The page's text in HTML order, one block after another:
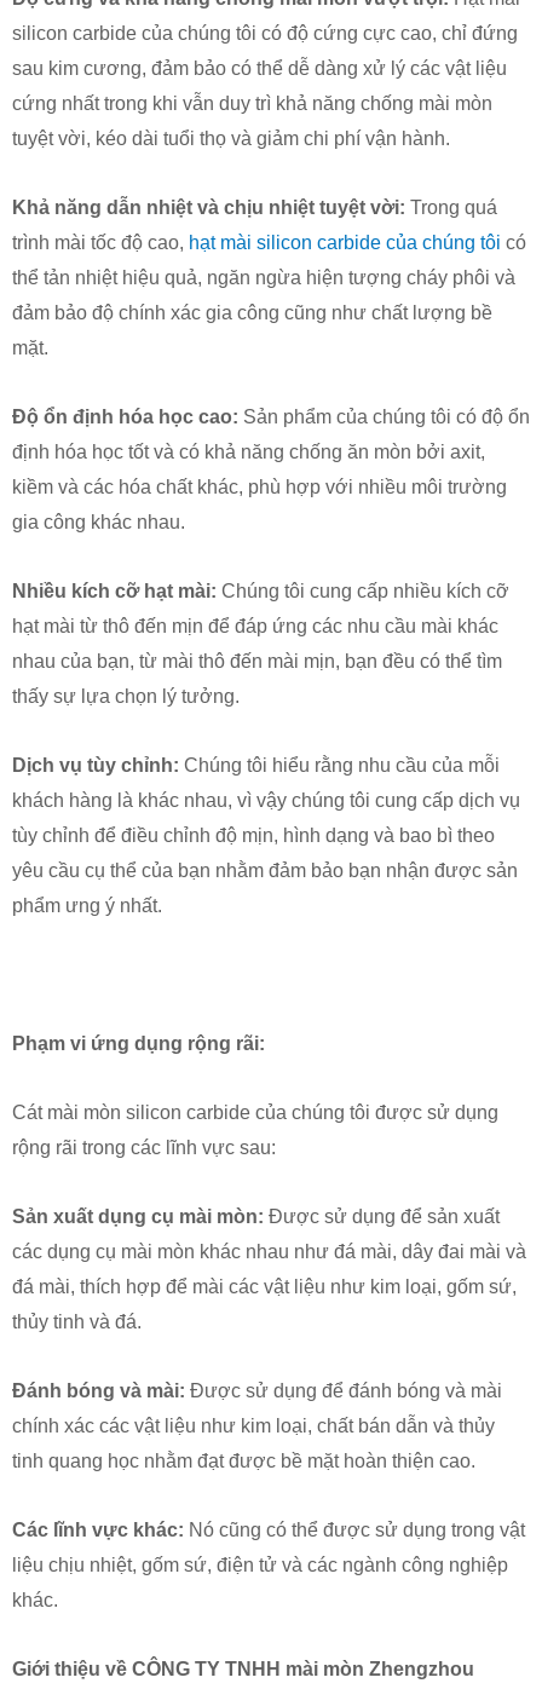
silicon carbide của chúng tôi có độ cứng cực cao, chỉ đứng
sau kim cương, đảm bảo có thể dễ dàng xử lý các vật liệu
cứng nhất trong khi vẫn duy trì khả năng chống mài mòn
tuyệt vời, kéo dài tuổi thọ và giảm chi phí vận hành.
Khả năng dẫn nhiệt và chịu nhiệt tuyệt vời: Trong quá
trình mài tốc độ cao, hạt mài silicon carbide của chúng tôi có
thể tản nhiệt hiệu quả, ngăn ngừa hiện tượng cháy phôi và
đảm bảo độ chính xác gia công cũng như chất lượng bề
mặt.
Độ ổn định hóa học cao: Sản phẩm của chúng tôi có độ ổn
định hóa học tốt và có khả năng chống ăn mòn bởi axit,
kiềm và các hóa chất khác, phù hợp với nhiều môi trường
gia công khác nhau.
Nhiều kích cỡ hạt mài: Chúng tôi cung cấp nhiều kích cỡ
hạt mài từ thô đến mịn để đáp ứng các nhu cầu mài khác
nhau của bạn, từ mài thô đến mài mịn, bạn đều có thể tìm
thấy sự lựa chọn lý tưởng.
Dịch vụ tùy chỉnh: Chúng tôi hiểu rằng nhu cầu của mỗi
khách hàng là khác nhau, vì vậy chúng tôi cung cấp dịch vụ
tùy chỉnh để điều chỉnh độ mịn, hình dạng và bao bì theo
yêu cầu cụ thể của bạn nhằm đảm bảo bạn nhận được sản
phẩm ưng ý nhất.
Phạm vi ứng dụng rộng rãi:
Cát mài mòn silicon carbide của chúng tôi được sử dụng
rộng rãi trong các lĩnh vực sau:
Sản xuất dụng cụ mài mòn: Được sử dụng để sản xuất
các dụng cụ mài mòn khác nhau như đá mài, dây đai mài và
đá mài, thích hợp để mài các vật liệu như kim loại, gốm sứ,
thủy tinh và đá.
Đánh bóng và mài: Được sử dụng để đánh bóng và mài
chính xác các vật liệu như kim loại, chất bán dẫn và thủy
tinh quang học nhằm đạt được bề mặt hoàn thiện cao.
Các lĩnh vực khác: Nó cũng có thể được sử dụng trong vật
liệu chịu nhiệt, gốm sứ, điện tử và các ngành công nghiệp
khác.
Giới thiệu về CÔNG TY TNHH mài mòn Zhengzhou